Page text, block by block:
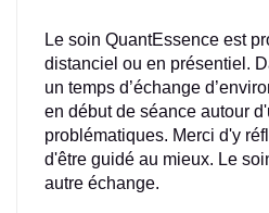
Le soin QuantEssence est
distanciel ou en présentiel.
un temps d’échange
en début de séance autour
problématiques. Merci d'y
d'être guidé au mieux. Le
autre échange.